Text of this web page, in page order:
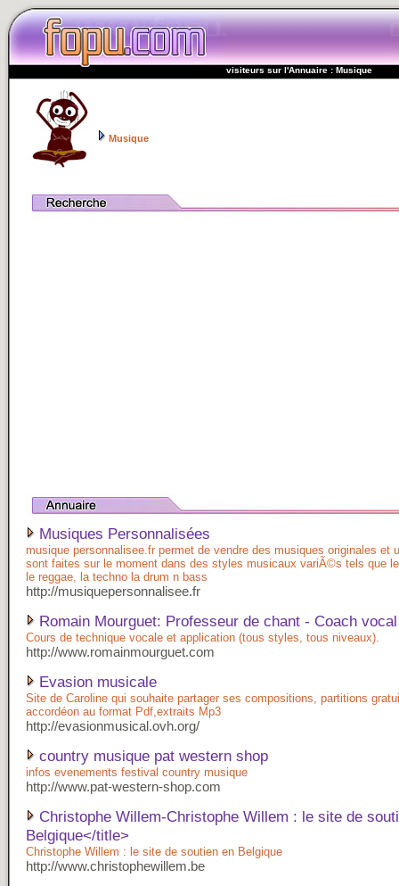
visiteurs sur l'Annuaire : Musique
Musique
Musiques Personnalisées
musique personnalisee.fr permet de vendre des musiques originales et
sont faites sur le moment dans des styles musicaux variÃ©s tels que
le reggae, la techno la drum n bass
http://musiquepersonnalisee.fr
Romain Mourguet: Professeur de chant - Coach vocal
Cours de technique vocale et application (tous styles, tous niveaux).
http://www.romainmourguet.com
Evasion musicale
Site de Caroline qui souhaite partager ses compositions, partitions
accordéon au format Pdf,extraits Mp3
http://evasionmusical.ovh.org/
country musique pat western shop
infos evenements festival country musique
http://www.pat-western-shop.com
Christophe Willem-Christophe Willem : le site de
Belgique</title>
Christophe Willem : le site de soutien en Belgique
http://www.christophewillem.be